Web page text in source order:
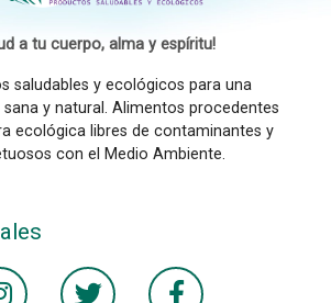
a tu cuerpo, alma y espíritu!
saludables y ecológicos para una
y natural. Alimentos procedentes
ecológica libres de contaminantes y
con el Medio Ambiente.